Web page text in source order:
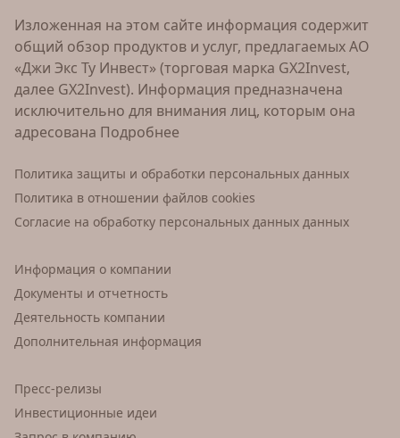
Изложенная на этом сайте информация содержит
общий обзор продуктов и услуг, предлагаемых АО
«Джи Экс Ту Инвест» (торговая марка GX2Invest,
далее GX2Invest). Информация предназначена
исключительно для внимания лиц, которым она
адресована Подробнее
Политика защиты и обработки персональных данных
Политика в отношении файлов cookies
Согласие на обработку персональных данных данных
Информация о компании
Документы и отчетность
Деятельность компании
Дополнительная информация
Пресс-релизы
Инвестиционные идеи